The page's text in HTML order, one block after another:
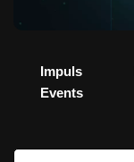
Impuls
Events